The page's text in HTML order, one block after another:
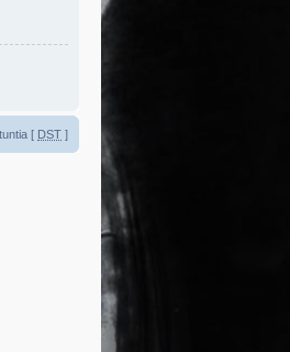
[ DST ]